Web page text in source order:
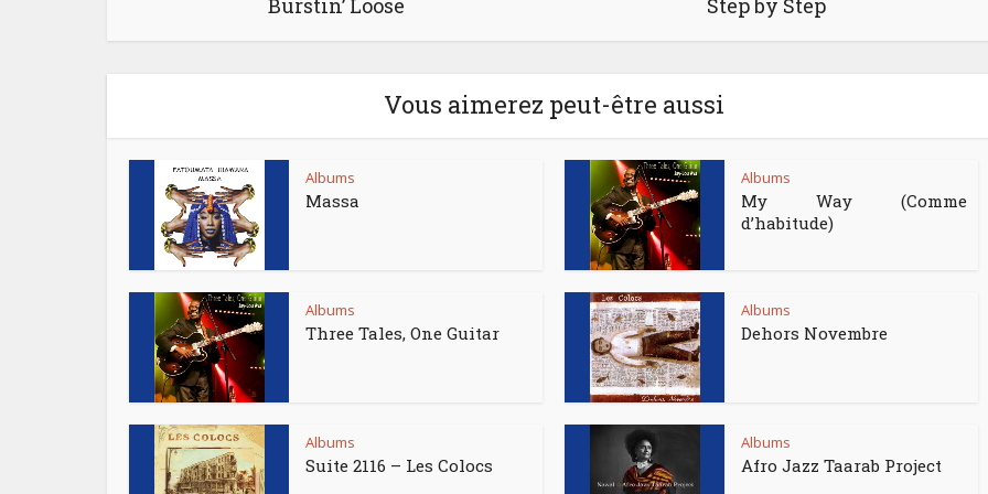
Burstin’ Loose Step by Step
Vous aimerez peut-être aussi
Albums
Massa
Albums
My Way (Comme
d’habitude)
Albums
Three Tales, One Guitar
Albums
Dehors Novembre
Albums
Suite 2116 – Les Colocs
Albums
Afro Jazz Taarab Project